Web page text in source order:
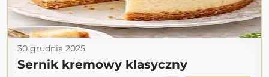
30 grudnia 2025
Sernik kremowy klasyczny